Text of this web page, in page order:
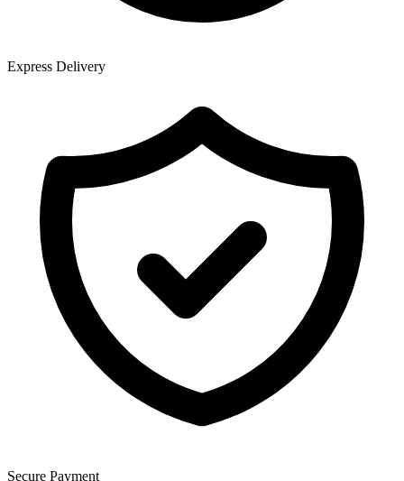
Express Delivery
Secure Payment